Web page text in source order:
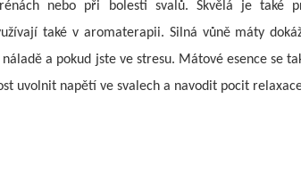
nebo při bolesti svalů. Skvělá je také
také v aromaterapii. Silná vůně máty
a pokud jste ve stresu. Mátové esence se
uvolnit napětí ve svalech a navodit pocit